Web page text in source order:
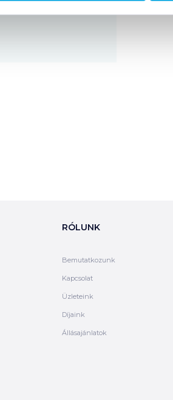
RÓLUNK
Bemutatkozunk
Kapcsolat
Üzleteink
Díjaink
Állásajánlatok